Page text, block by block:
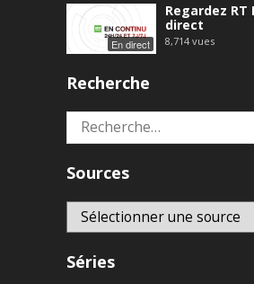
En direct
Regardez RT
direct
8,714 vues
Recherche
Rechercher :
Sources
Séries